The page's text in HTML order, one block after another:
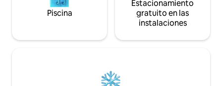
Piscina
Estacionamiento
gratuito en las
instalaciones